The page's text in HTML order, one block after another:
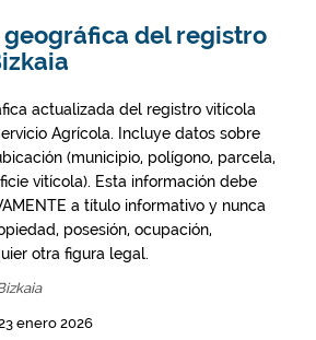
geográfica del registro
actualizada del registro vitícola
Agrícola. Incluye datos sobre
(municipio, polígono, parcela,
vitícola). Esta información debe
a título informativo y nunca
posesión, ocupación,
otra figura legal.
enero 2026